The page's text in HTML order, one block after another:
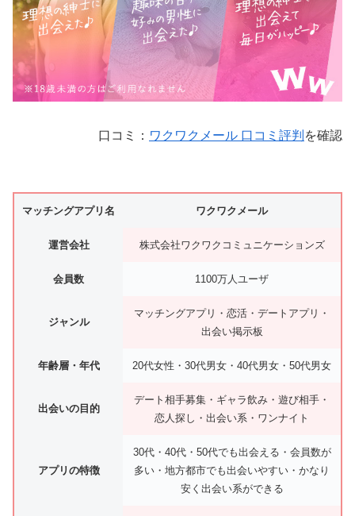
口コミ： ワクワクメール 口コミ評判 を確認
マッチングアプリ名 ワクワクメール
運営会社 株式会社ワクワクコミュニケーションズ
会員数 1100万人ユーザ
ジャンル
マッチングアプリ・恋活・デートアプリ・
出会い掲示板
年齢層・年代 20代女性・30代男女・40代男女・50代男女
出会いの目的
デート相手募集・ギャラ飲み・遊び相手・
恋人探し・出会い系・ワンナイト
アプリの特徴
30代・40代・50代でも出会える・会員数が
多い・地方都市でも出会いやすい・かなり
安く出会い系ができる